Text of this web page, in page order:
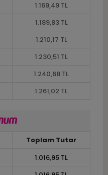
1.169,49 TL
1.189,83 TL
1.210,17 TL
1.230,51 TL
1.240,68 TL
1.261,02 TL
Toplam Tutar
1.016,95 TL